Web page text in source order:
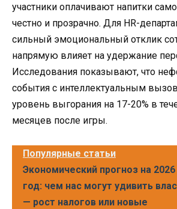
участники оплачивают напитки
честно и прозрачно. Для HR-
сильный эмоциональный отклик
напрямую влияет на удержание
Исследования показывают, что
события с интеллектуальным
уровень выгорания на 17-20% в
месяцев после игры.
Популярные статьи
Экономический прогноз на 2026
год: чем нас могут удивить
— рост налогов или новые